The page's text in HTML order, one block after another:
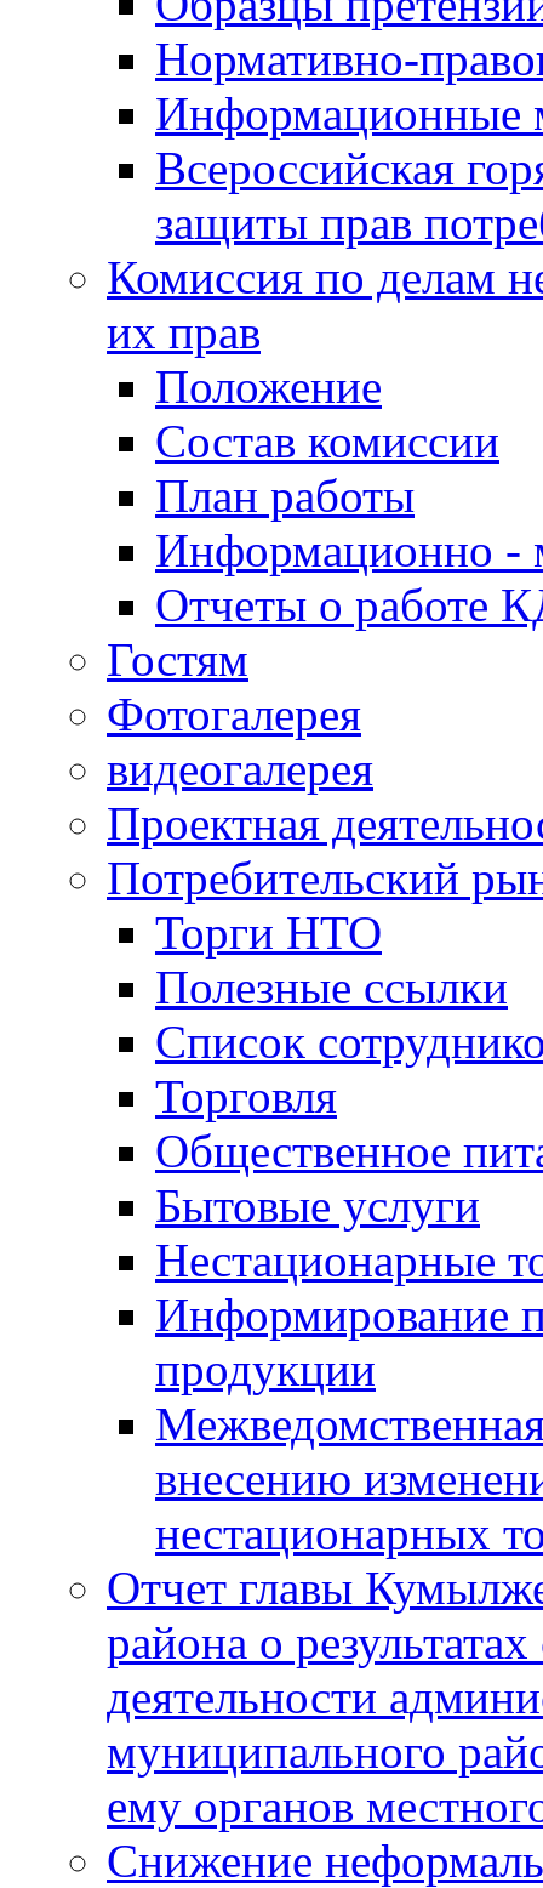
Нормативно-
Информационные
Всероссийская
защиты прав
Комиссия по делам
их прав
Положение
Состав комиссии
План работы
Информационно -
Отчеты о работе
Гостям
Фотогалерея
видеогалерея
Проектная
Потребительский
Торги НТО
Полезные ссылки
Список
Торговля
Общественное
Бытовые услуги
Нестационарные
Информирование
продукции
внесению
нестационарных
Отчет главы
района о
деятельности
муниципального
ему органов
Снижение